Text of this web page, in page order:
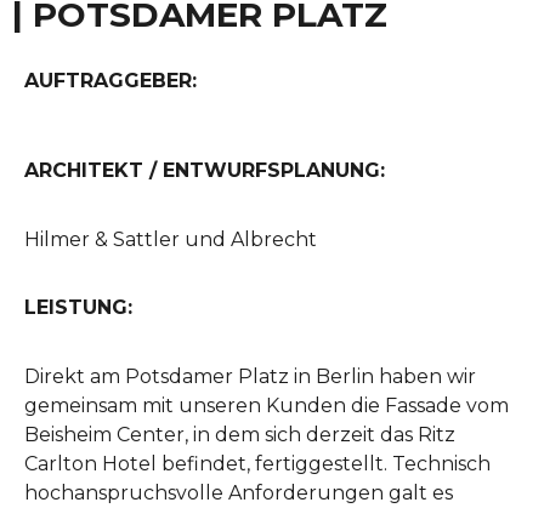
| POTSDAMER PLATZ
AUFTRAGGEBER:
ARCHITEKT / ENTWURFSPLANUNG:
Hilmer & Sattler und Albrecht
LEISTUNG:
Direkt am Potsdamer Platz in Berlin haben wir
gemeinsam mit unseren Kunden die Fassade vom
Beisheim Center, in dem sich derzeit das Ritz
Carlton Hotel befindet, fertiggestellt. Technisch
hochanspruchsvolle Anforderungen galt es